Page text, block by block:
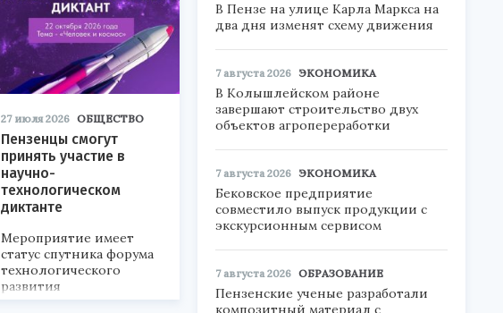
27 июля 2026 ОБЩЕСТВО
Пензенцы смогут
принять участие в
научно-
технологическом
диктанте
Мероприятие имеет
статус спутника форума
технологического
развития
«Технопром-2026».
В Пензе на улице Карла Маркса на
два дня изменят схему движения
7 августа 2026 ЭКОНОМИКА
В Колышлейском районе
завершают строительство двух
объектов агропереработки
7 августа 2026 ЭКОНОМИКА
Бековское предприятие
совместило выпуск продукции с
экскурсионным сервисом
7 августа 2026 ОБРАЗОВАНИЕ
Пензенские ученые разработали
композитный материал с